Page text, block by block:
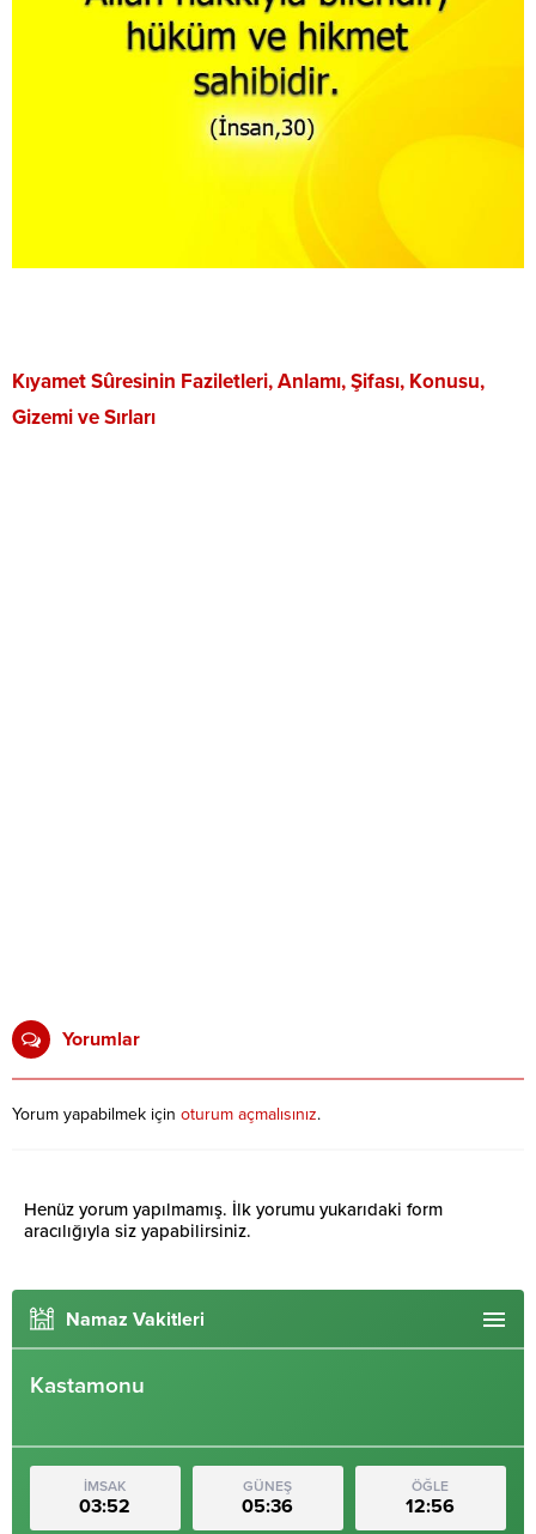
Kıyamet Sûresinin Faziletleri, Anlamı, Şifası, Konusu,
Gizemi ve Sırları
Yorumlar
Yorum yapabilmek için oturum açmalısınız.
Henüz yorum yapılmamış. İlk yorumu yukarıdaki form
aracılığıyla siz yapabilirsiniz.
Namaz Vakitleri
Kastamonu
İMSAK
03:52
GÜNEŞ
05:36
ÖĞLE
12:56